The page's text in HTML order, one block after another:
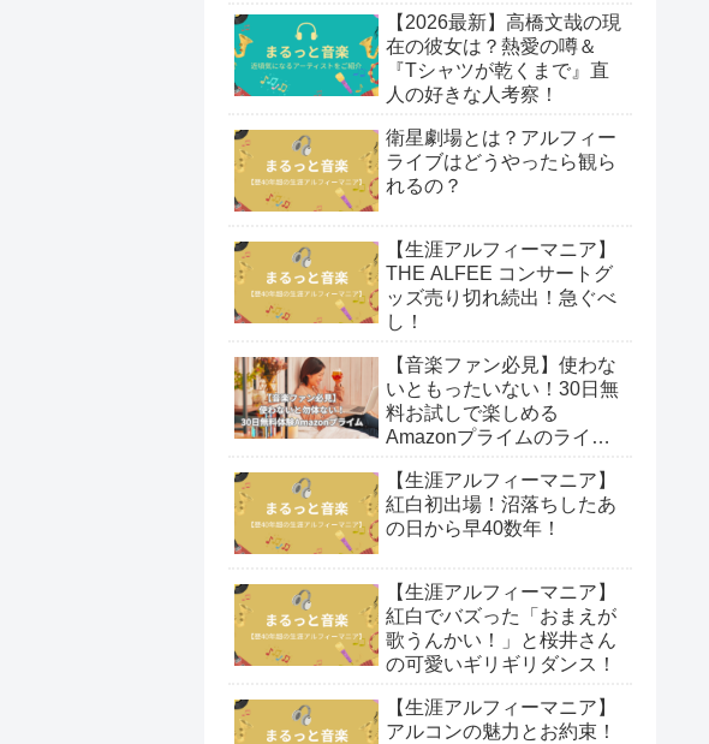
【2026最新】高橋文哉の現
在の彼女は？熱愛の噂＆
『Tシャツが乾くまで』直
人の好きな人考察！
衛星劇場とは？アルフィー
ライブはどうやったら観ら
れるの？
【生涯アルフィーマニア】
THE ALFEE コンサートグ
ッズ売り切れ続出！急ぐべ
し！
【音楽ファン必見】使わな
いともったいない！30日無
料お試しで楽しめる
Amazonプライムのライブ
【生涯アルフィーマニア】
紅白初出場！沼落ちしたあ
の日から早40数年！
【生涯アルフィーマニア】
紅白でバズった「おまえが
歌うんかい！」と桜井さん
の可愛いギリギリダンス！
【生涯アルフィーマニア】
アルコンの魅力とお約束！